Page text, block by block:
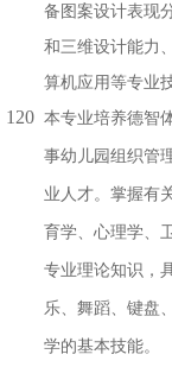
备图案设计表现
和三维设计能力
算机应用等专业
120 本专业培养德智
事幼儿园组织管
业人才。掌握有
育学、心理学、
专业理论知识，
乐、舞蹈、键盘
学的基本技能。